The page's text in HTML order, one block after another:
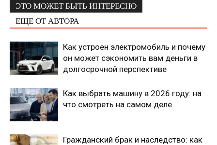
ЭТО МОЖЕТ БЫТЬ ИНТЕРЕСНО
ЕЩЕ ОТ АВТОРА
Как устроен электромобиль и почему
он может сэкономить вам деньги в
долгосрочной перспективе
Как выбрать машину в 2026 году: на
что смотреть на самом деле
Гражданский брак и наследство: как